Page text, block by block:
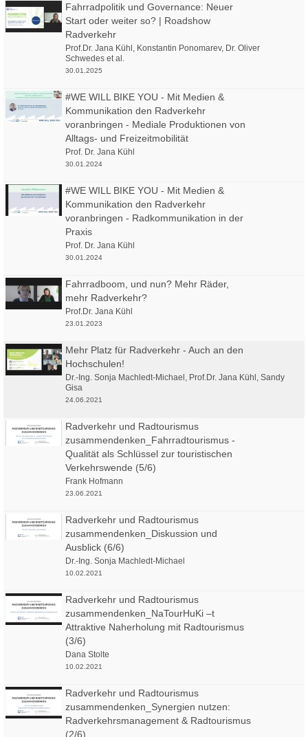
Frau Spapé ist Dozentin für Stadt- und Verkehrsplanung mit Schwerpunkt
Radverkehr der Hochschule Breda (NL). Als Geschäftsführerin und in der
fachlichen Position eines Sustainable Urban Mobility Planner arbeitet sie
für SOAB Consultants, Breda, NL. Die Themen ihrer Arbeit lassen sich
unter den Begriffen Mobilität, öffentlicher Raum und gefährdete
„FreshBrains“ den Deutschen Fahrradpreis (BMVI, AGFK NRW) für
Kommunikation gewonnen.
Radverkehr mit Forschung und Lehre ins Rollen bringen.
Bedarfsanalyse aus Sicht der Praxis – Jana Kühl
Campus Salzgitter. Frau Kühl wird die Ergebnisse einer bundesweiten
Befragung unter Radverkehrsexpert*Innen vorstellen. Die Ergebnisse
zeigen, welche Kompetenzen in der Ausbildung von Radverkehrsfachleuten
gefragt sind und welche Forschungsbedarfe zur Weiterentwicklung des
Radverkehrs bestehen.
[ab 00:47:45] Forschungslücken rund ums Rad. Ein Dialog.
Alle bereits berufenen Professorinnen und Professoren werden ein
Schlaglicht auf ihre Forschungsschwerpunkte werfen:
Angela Francke , Hochschule Karlsruhe
Heather Kaths , Bergische Universität Wuppertal
, Frankfurt UAS
Christian Rudolf, TH Wildau
Jana Kühl
, Ostfalia HaW am Campus Salzgitter
Fahrradpolitik und Governance: Neuer
Start oder weiter so? | Roadshow
Radverkehr
Prof.Dr. Jana Kühl , Konstantin Ponomarev, Dr. Oliver
Schwedes et al.
30.01.2025
#WE WILL BIKE YOU - Mit Medien &
Kommunikation den Radverkehr
voranbringen - Mediale Produktionen von
Alltags- und Freizeitmobilität
Prof. Dr. Jana Kühl
30.01.2024
#WE WILL BIKE YOU - Mit Medien &
Kommunikation den Radverkehr
voranbringen - Radkommunikation in der
Praxis
Prof. Dr. Jana Kühl
30.01.2024
Fahrradboom, und nun? Mehr Räder,
mehr Radverkehr?
Prof.Dr. Jana Kühl
23.01.2023
Mehr Platz für Radverkehr - Auch an den
Hochschulen!
Dr.-Ing. Sonja Machledt-Michael , Prof.Dr. Jana Kühl ,Sandy
Gisa
24.06.2021
Radverkehr und Radtourismus
zusammendenken_Fahrradtourismus -
Qualität als Schlüssel zur touristischen
Verkehrswende (5/6)
Frank Hofmann
23.06.2021
Radverkehr und Radtourismus
zusammendenken_Diskussion und
Ausblick (6/6)
Dr.-Ing. Sonja Machledt-Michael
10.02.2021
Radverkehr und Radtourismus
zusammendenken_NaTourHuKi –t
Attraktive Naherholung mit Radtourismus
(3/6)
Dana Stolte
10.02.2021
Radverkehr und Radtourismus
zusammendenken_Synergien nutzen:
Radverkehrsmanagement & Radtourismus
(2/6)